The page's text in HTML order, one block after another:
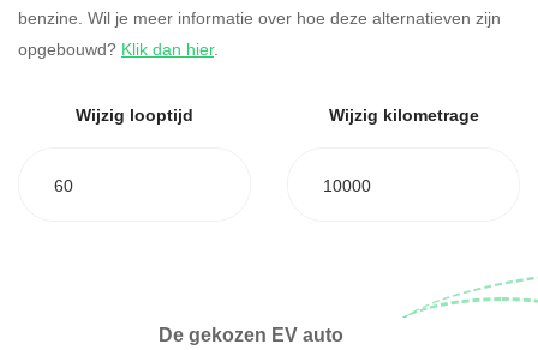
benzine. Wil je meer informatie over hoe deze alternatieven zijn
opgebouwd? Klik dan hier.
Wijzig looptijd
60
Wijzig kilometrage
10000
De gekozen EV auto